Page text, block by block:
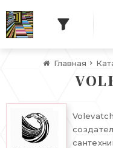
Главная